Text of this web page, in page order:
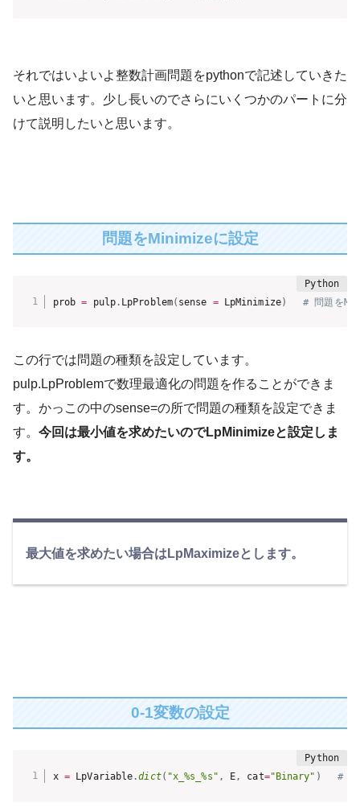
それではいよいよ整数計画問題をpythonで記述していきた
いと思います。少し長いのでさらにいくつかのパートに分
けて説明したいと思います。
問題をMinimizeに設定
prob = pulp. LpProblem( sense = LpMinimize) # 問題を
この行では問題の種類を設定しています。
pulp.LpProblemで数理最適化の問題を作ることができま
す。かっこの中のsense=の所で問題の種類を設定できま
す。 今回は最小値を求めたいのでLpMinimizeと設定しま
す。
最大値を求めたい場合はLpMaximizeとします。
0-1変数の設定
x = LpVariable .dict( "x_%s_%s" , E , cat="Binary" ) # 変